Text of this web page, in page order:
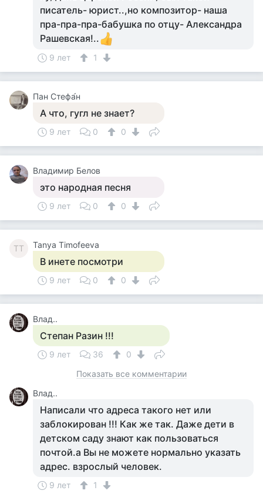
писатель- юрист..,но композитор- наша
пра-пра-пра-бабушка по отцу- Александра
Рашевская!..
9 лет 1
Пан Стефа́н
А что, гугл не знает?
9 лет 0 0
Владимир Белов
это народная песня
9 лет 0 0
TT Tanya Timofeeva
В инете посмотри
9 лет 0 0
Влад..
Степан Разин !!!
9 лет 36
0
Показать все комментарии
Влад..
Написали что адреса такого нет или
заблокирован !!! Как же так. Даже дети в
детском саду знают как пользоваться
почтой.а Вы не можете нормально указать
адрес. взрослый человек.
9 лет
1